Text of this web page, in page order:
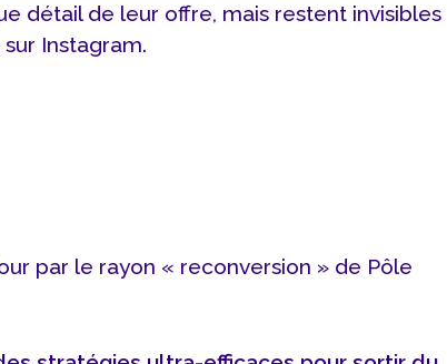
détail de leur offre, mais restent invisibles
Instagram.
par le rayon « reconversion » de Pôle